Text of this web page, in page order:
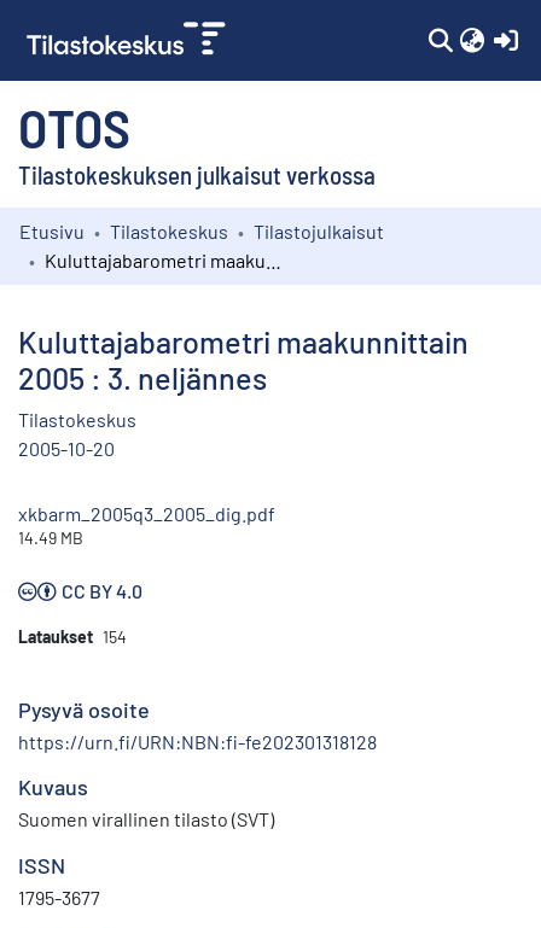
OTOS
Tilastokeskuksen julkaisut verkossa
Kokoelmat
Etusivu Tilastokeskus
Tilastojulkaisut
Kuluttajabarometri maakunnittain
2005 : 3. neljännes
Tilastokeskus
2005-10-20
xkbarm_2005q3_2005_dig.pdf
14.49 MB
CC BY 4.0
Lataukset 154
Pysyvä osoite
https://urn.fi/URN:NBN:fi-fe202301318128
Kuvaus
Suomen virallinen tilasto (SVT)
ISSN
1795-3677